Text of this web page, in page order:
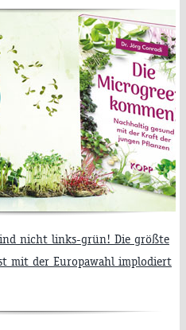
nicht links-grün! Die größte
mit der Europawahl implodiert